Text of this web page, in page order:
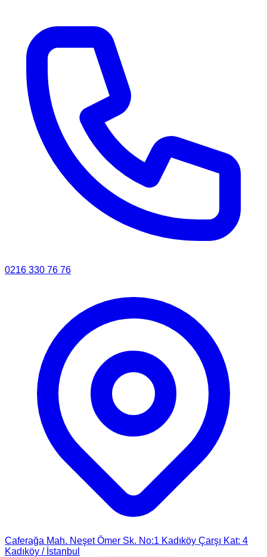
0216 330 76 76
Caferağa Mah. Neşet Ömer Sk. No:1 Kadıköy Çarşı Kat: 4
Kadıköy / İstanbul